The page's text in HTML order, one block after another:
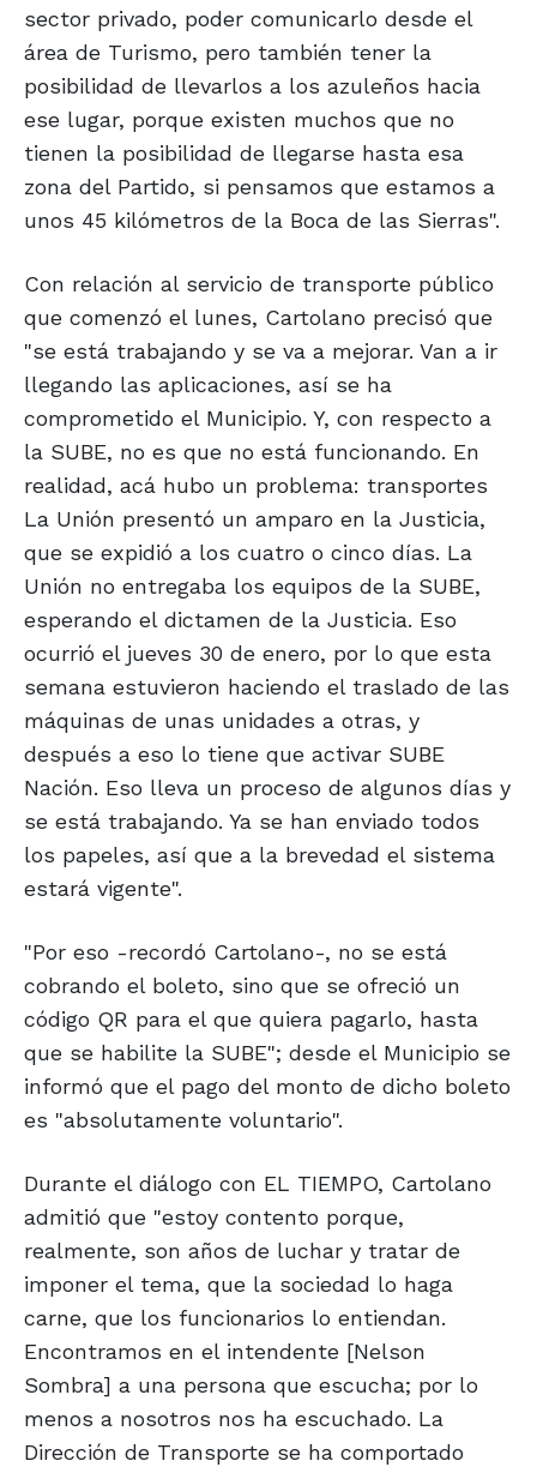
sector privado, poder comunicarlo desde el
área de Turismo, pero también tener la
posibilidad de llevarlos a los azuleños hacia
ese lugar, porque existen muchos que no
tienen la posibilidad de llegarse hasta esa
zona del Partido, si pensamos que estamos a
unos 45 kilómetros de la Boca de las Sierras".
Con relación al servicio de transporte público
que comenzó el lunes, Cartolano precisó que
"se está trabajando y se va a mejorar. Van a ir
llegando las aplicaciones, así se ha
comprometido el Municipio. Y, con respecto a
la SUBE, no es que no está funcionando. En
realidad, acá hubo un problema: transportes
La Unión presentó un amparo en la Justicia,
que se expidió a los cuatro o cinco días. La
Unión no entregaba los equipos de la SUBE,
esperando el dictamen de la Justicia. Eso
ocurrió el jueves 30 de enero, por lo que esta
semana estuvieron haciendo el traslado de las
máquinas de unas unidades a otras, y
después a eso lo tiene que activar SUBE
Nación. Eso lleva un proceso de algunos días y
se está trabajando. Ya se han enviado todos
los papeles, así que a la brevedad el sistema
estará vigente".
"Por eso -recordó Cartolano-, no se está
cobrando el boleto, sino que se ofreció un
código QR para el que quiera pagarlo, hasta
que se habilite la SUBE"; desde el Municipio se
informó que el pago del monto de dicho boleto
es "absolutamente voluntario".
Durante el diálogo con EL TIEMPO, Cartolano
admitió que "estoy contento porque,
realmente, son años de luchar y tratar de
imponer el tema, que la sociedad lo haga
carne, que los funcionarios lo entiendan.
Encontramos en el intendente [Nelson
Sombra] a una persona que escucha; por lo
menos a nosotros nos ha escuchado. La
Dirección de Transporte se ha comportado